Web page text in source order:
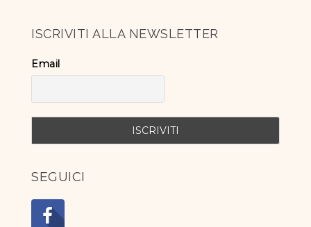
ISCRIVITI ALLA NEWSLETTER
Email
SEGUICI